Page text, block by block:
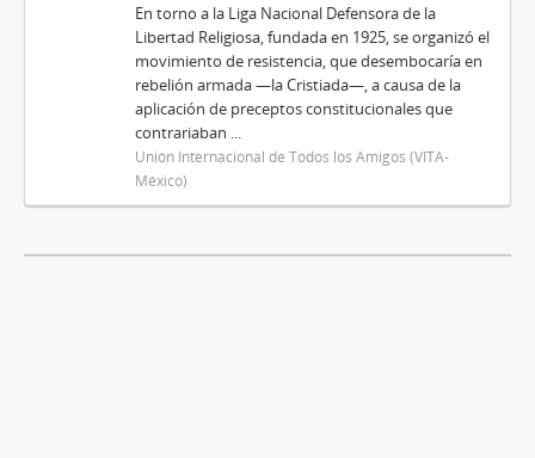
En torno a la Liga Nacional Defensora de la
Libertad Religiosa, fundada en 1925, se organizó el
movimiento de resistencia, que desembocaría en
rebelión armada —la Cristiada—, a causa de la
aplicación de preceptos constitucionales que
contrariaban ...
Unión Internacional de Todos los Amigos (VITA-
México)